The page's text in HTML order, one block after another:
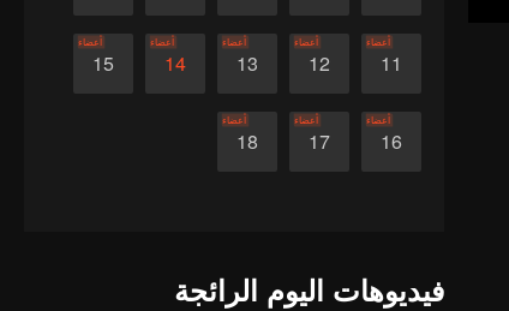
11
أعضاء
12
أعضاء
13
أعضاء
14
أعضاء
15
أعضاء
16
أعضاء
17
أعضاء
18
أعضاء
فيديوهات اليوم الرائجة